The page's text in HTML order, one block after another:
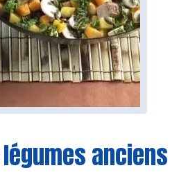
anciens